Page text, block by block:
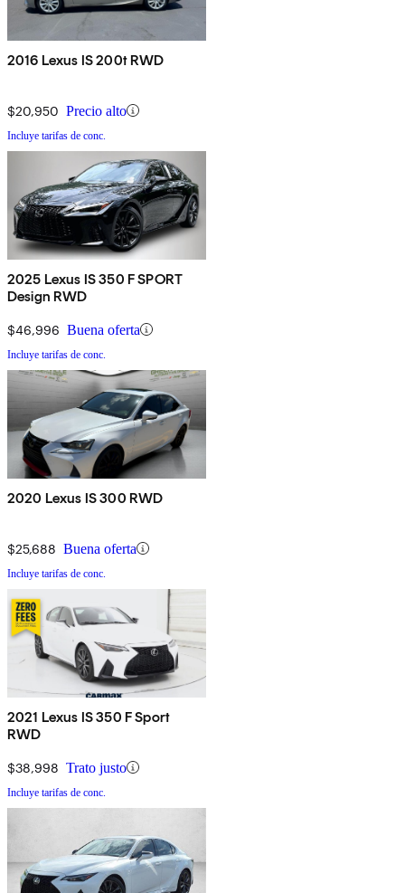
2016 Lexus IS 200t RWD
$20,950 Precio alto
Incluye tarifas de conc.
2025 Lexus IS 350 F SPORT
Design RWD
$46,996 Buena oferta
Incluye tarifas de conc.
2020 Lexus IS 300 RWD
$25,688 Buena oferta
Incluye tarifas de conc.
2021 Lexus IS 350 F Sport
RWD
$38,998 Trato justo
Incluye tarifas de conc.